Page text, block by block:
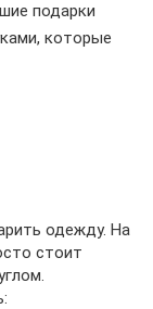
подарки
которые
одежду. На
стоит